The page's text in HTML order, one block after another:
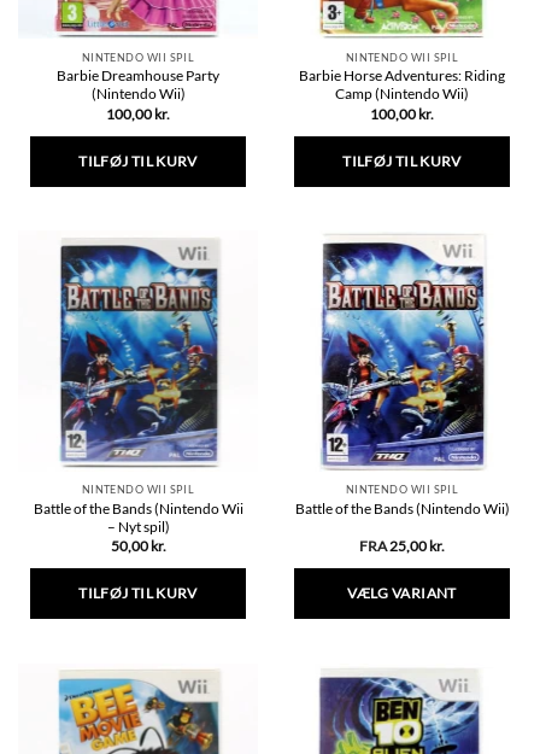
NINTENDO WII SPIL
Barbie Dreamhouse Party
(Nintendo Wii)
100,00 kr.
TILFØJ TIL KURV
NINTENDO WII SPIL
Barbie Horse Adventures: Riding
Camp (Nintendo Wii)
100,00 kr.
TILFØJ TIL KURV
NINTENDO WII SPIL
Battle of the Bands (Nintendo Wii
– Nyt spil)
50,00 kr.
TILFØJ TIL KURV
NINTENDO WII SPIL
Battle of the Bands (Nintendo Wii)
FRA25,00 kr.
VÆLG VARIANT
flere
varianter.
Mulighederne